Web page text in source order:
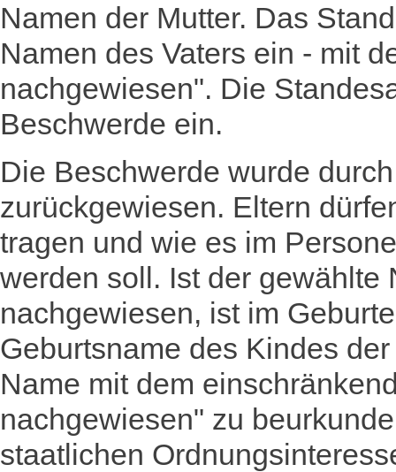
Namen der Mutter. Das
Namen des Vaters ein - mit
nachgewiesen". Die
Beschwerde ein.
Die Beschwerde wurde
zurückgewiesen. Eltern
tragen und wie es im
werden soll. Ist der gewählte
nachgewiesen, ist im
Geburtsname des Kindes
Name mit dem
nachgewiesen" zu
staatlichen